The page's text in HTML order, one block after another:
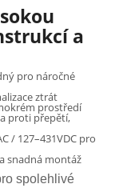
a
pro náročné
ztrát
prostředí
proti přepětí,
/ 127–431VDC pro
snadná montáž
spolehlivé